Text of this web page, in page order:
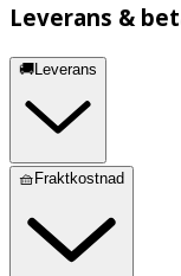
Leverans &
🚚Leverans
🧺Fraktkostnad